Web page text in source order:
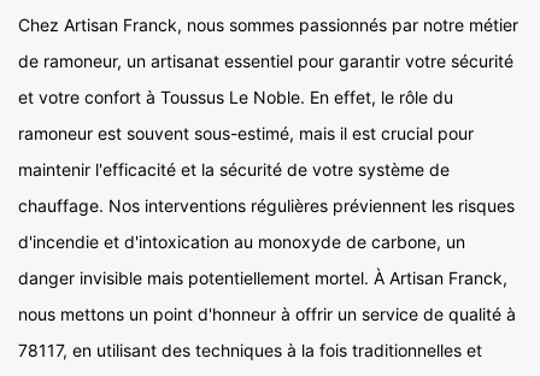
Chez Artisan Franck, nous sommes passionnés par notre métier
de ramoneur, un artisanat essentiel pour garantir votre sécurité
et votre confort à Toussus Le Noble. En effet, le rôle du
ramoneur est souvent sous-estimé, mais il est crucial pour
maintenir l'efficacité et la sécurité de votre système de
chauffage. Nos interventions régulières préviennent les risques
d'incendie et d'intoxication au monoxyde de carbone, un
danger invisible mais potentiellement mortel. À Artisan Franck,
nous mettons un point d'honneur à offrir un service de qualité à
78117, en utilisant des techniques à la fois traditionnelles et